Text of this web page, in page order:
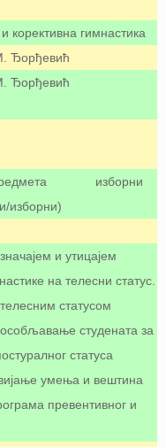
и корективна гимнастика
Ђорђевић
Ђорђевић
изборни)
изборни
и утицајем
на телесни статус.
статусом
студената за
статуса
умења и вештина
превентивног и